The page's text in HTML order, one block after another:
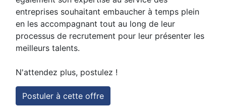
entreprises souhaitant embaucher à temps plein
en les accompagnant tout au long de leur
processus de recrutement pour leur présenter les
meilleurs talents.
N'attendez plus, postulez !
Postuler à cette offre